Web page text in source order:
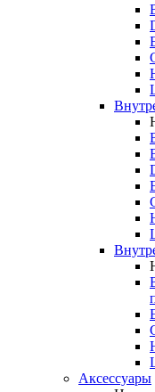
Аксессуары